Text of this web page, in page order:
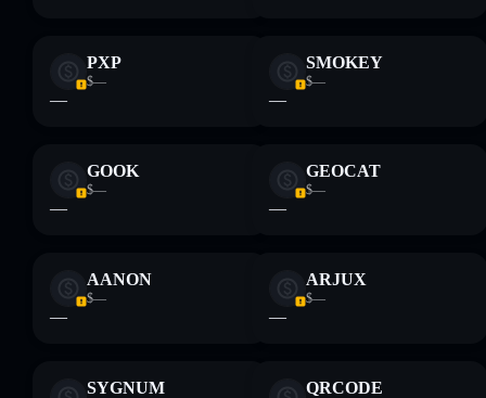
PXP
$—
—
SMOKEY
$—
—
GOOK
$—
—
GEOCAT
$—
—
AANON
$—
—
ARJUX
$—
—
SYGNUM QRCODE